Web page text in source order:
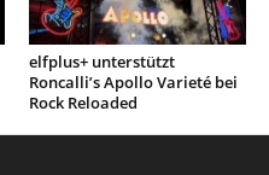
elfplus+ unterstützt
Roncalli’s Apollo Varieté bei
Rock Reloaded